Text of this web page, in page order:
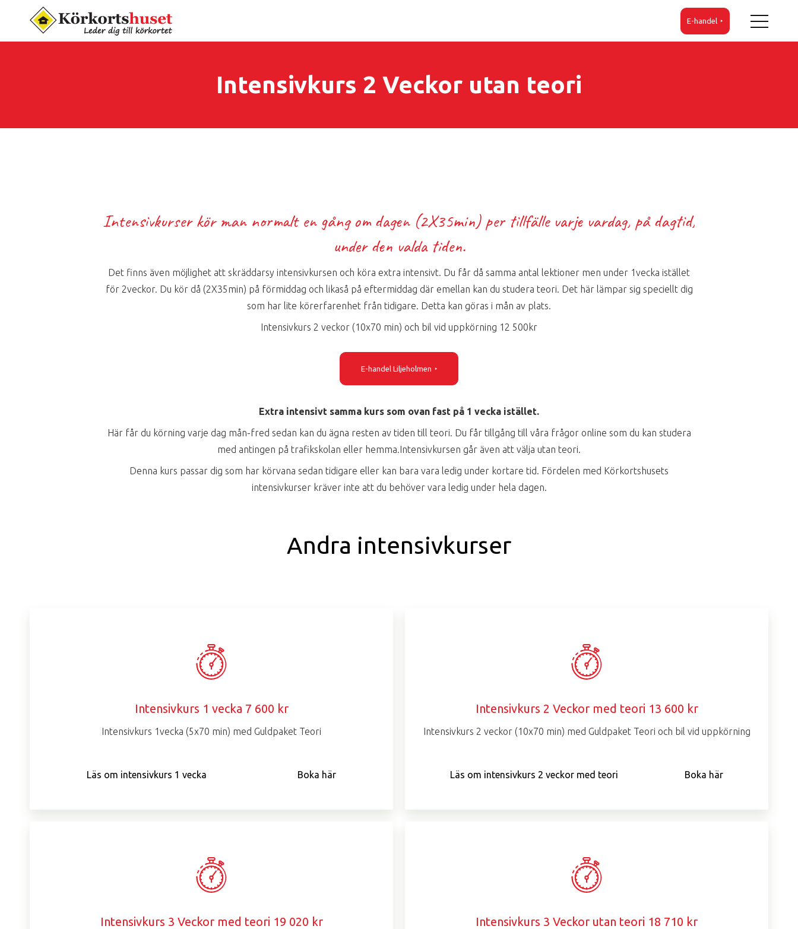
E-handel
Intensivkurs 2 Veckor utan teori
Intensivkurser kör man normalt en gång om dagen (2X35min) per tillfälle varje vardag, på dagtid,
under den valda tiden.
Det finns även möjlighet att skräddarsy intensivkursen och köra extra intensivt. Du får då samma antal lektioner men under 1vecka istället
för 2veckor. Du kör då (2X35min) på förmiddag och likaså på eftermiddag där emellan kan du studera teori. Det här lämpar sig speciellt dig
som har lite körerfarenhet från tidigare. Detta kan göras i mån av plats.
Intensivkurs 2 veckor (10x70 min) och bil vid uppkörning 12 500kr
E-handel Liljeholmen
Extra intensivt samma kurs som ovan fast på 1 vecka istället.
Här får du körning varje dag mån-fred sedan kan du ägna resten av tiden till teori. Du får tillgång till våra frågor online som du kan studera
med antingen på trafikskolan eller hemma.Intensivkursen går även att välja utan teori.
Denna kurs passar dig som har körvana sedan tidigare eller kan bara vara ledig under kortare tid. Fördelen med Körkortshusets
intensivkurser kräver inte att du behöver vara ledig under hela dagen.
Andra intensivkurser
Intensivkurs 1 vecka 7 600 kr
Intensivkurs 1vecka (5x70 min) med Guldpaket Teori
Läs om intensivkurs 1 vecka Boka här
Intensivkurs 2 Veckor med teori 13 600 kr
Intensivkurs 2 veckor (10x70 min) med Guldpaket Teori och bil vid uppkörning
Läs om intensivkurs 2 veckor med teori Boka här
Intensivkurs 3 Veckor med teori 19 020 kr Intensivkurs 3 Veckor utan teori 18 710 kr